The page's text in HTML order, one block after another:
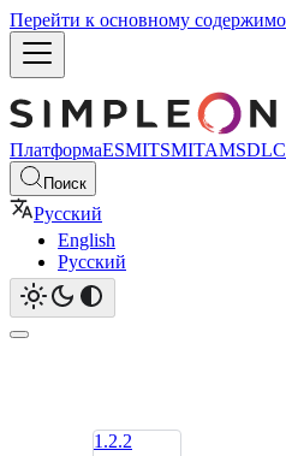
Перейти к основному
ПлатформаESMITSMITAMSDLC
Поиск
Русский
English
Русский
1.2.2